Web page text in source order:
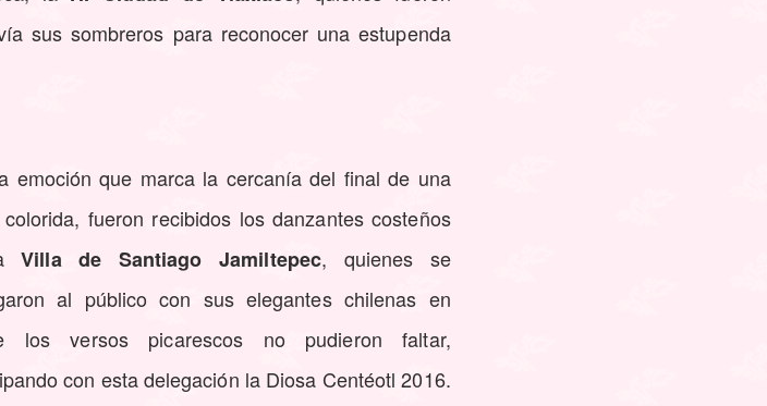
sus sombreros para reconocer una estupenda
emoción que marca la cercanía del final de una
fueron recibidos los danzantes costeños
Villa de Santiago Jamiltepec, quienes se
al público con sus elegantes chilenas en
los versos picarescos no pudieron faltar,
con esta delegación la Diosa Centéotl 2016.